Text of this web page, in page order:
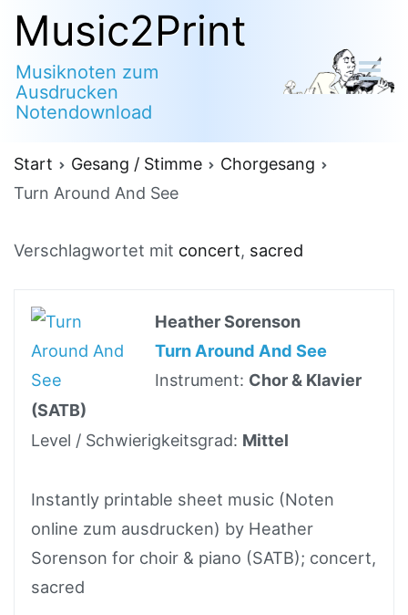
Zum
Inhalt
springen
Music2Print
Musiknoten zum
Ausdrucken
Notendownload
Start Gesang / Stimme
Chorgesang
Turn Around And See
Verschlagwortet mit concert, sacred
Heather Sorenson
Turn Around And See
Instrument: Chor & Klavier
(SATB)
Level / Schwierigkeitsgrad: Mittel
Instantly printable sheet music (Noten
online zum ausdrucken) by Heather
Sorenson for choir & piano (SATB); concert,
sacred